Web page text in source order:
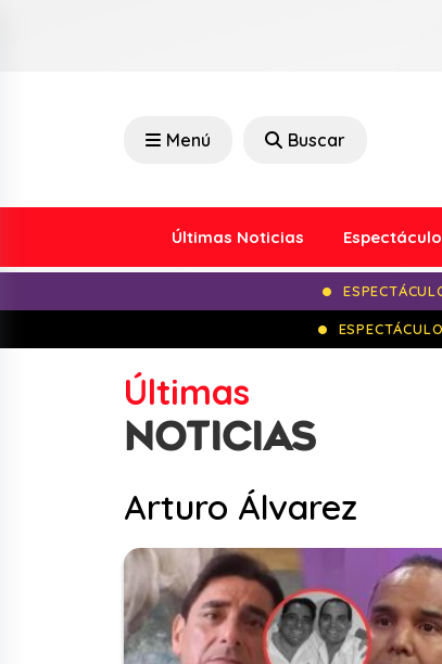
Menú Buscar
Últimas Noticias
Últimas
NOTICIAS
Arturo Álvarez